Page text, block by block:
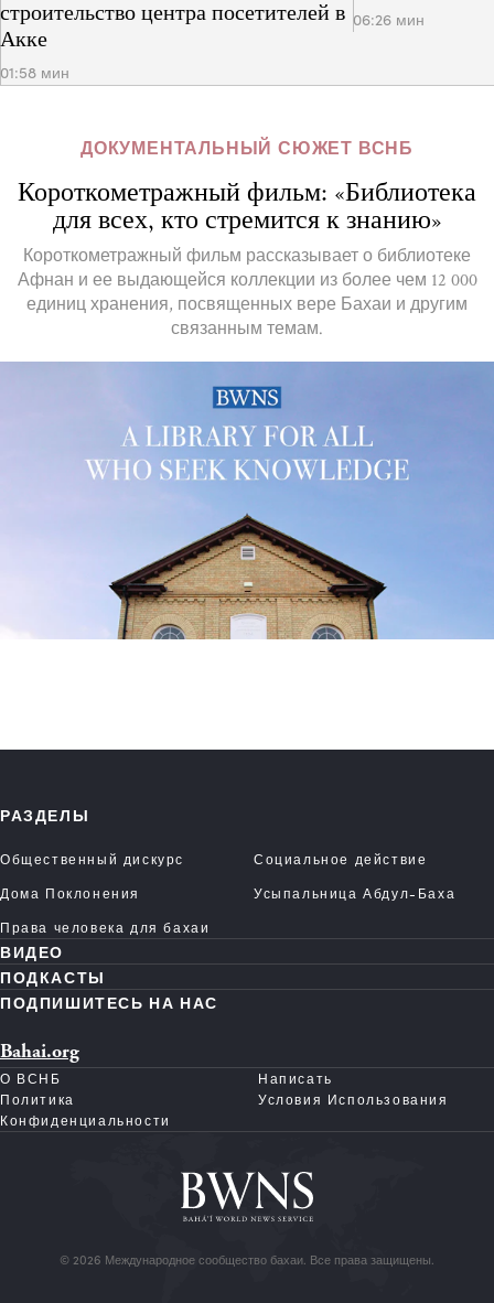
строительство центра посетителей в
Акке
01:58 мин
06:26 мин
ДОКУМЕНТАЛЬНЫЙ СЮЖЕТ ВСНБ
Короткометражный фильм: «Библиотека
для всех, кто стремится к знанию»
Короткометражный фильм рассказывает о библиотеке
Афнан и ее выдающейся коллекции из более чем 12 000
единиц хранения, посвященных вере Бахаи и другим
связанным темам.
РАЗДЕЛЫ
Общественный дискурс
Социальное действие
Дома Поклонения
Усыпальница Абдул-Баха
Права человека для бахаи
ВИДЕО
ПОДКАСТЫ
ПОДПИШИТЕСЬ НА НАС
Bahai.org
О ВСНБ
Написать
Политика
Конфиденциальности
Условия Использования
© 2026 Международное сообщество бахаи. Все права защищены.